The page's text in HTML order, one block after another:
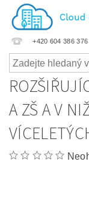
+420 604 386 376
A ZŠ A V